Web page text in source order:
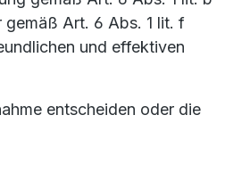
gemäß Art. 6 Abs. 1 lit. f
und effektiven
entscheiden oder die